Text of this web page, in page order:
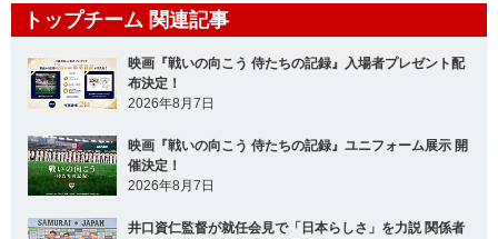
トップチーム 関連記事
映画『戦いの向こう 侍たちの記録』入場者プレゼント配
布決定！
2026年8月7日
映画『戦いの向こう 侍たちの記録』ユニフォーム展示 開
催決定！
2026年8月7日
井口資仁監督が就任会見で「日本らしさ」を力説 関係者